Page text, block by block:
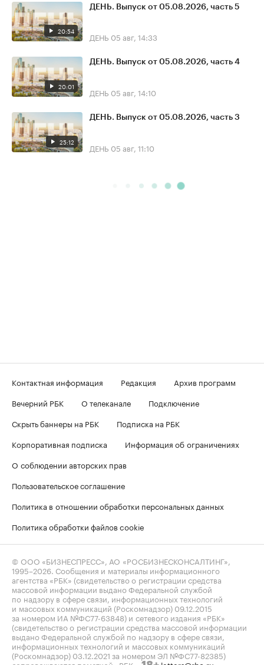
20:54
ДЕНЬ. Выпуск от 05.08.2026, часть 5
ДЕНЬ 05 авг, 14:33
20:01
ДЕНЬ. Выпуск от 05.08.2026, часть 4
ДЕНЬ 05 авг, 14:10
25:12
ДЕНЬ. Выпуск от 05.08.2026, часть 3
ДЕНЬ 05 авг, 11:10
Контактная информация Редакция
Архив программ
Вечерний РБК
О телеканале
Подключение
Скрыть баннеры на РБК
Подписка на РБК
Корпоративная подписка
Информация об ограничениях
О соблюдении авторских прав
Пользовательское соглашение
Политика в отношении обработки персональных данных
Политика обработки файлов cookie
© ООО «БИЗНЕСПРЕСС», АО «РОСБИЗНЕСКОНСАЛТИНГ»,
1995–2026 . Сообщения и материалы информационного
агентства «РБК» (свидетельство о регистрации средства
массовой информации выдано Федеральной службой
по надзору в сфере связи, информационных технологий
и массовых коммуникаций (Роскомнадзор) 09.12.2015
за номером ИА №ФС77-63848) и сетевого издания «РБК»
(свидетельство о регистрации средства массовой информации
выдано Федеральной службой по надзору в сфере связи,
информационных технологий и массовых коммуникаций
(Роскомнадзор) 03.12.2021 за номером ЭЛ №ФС77-82385)